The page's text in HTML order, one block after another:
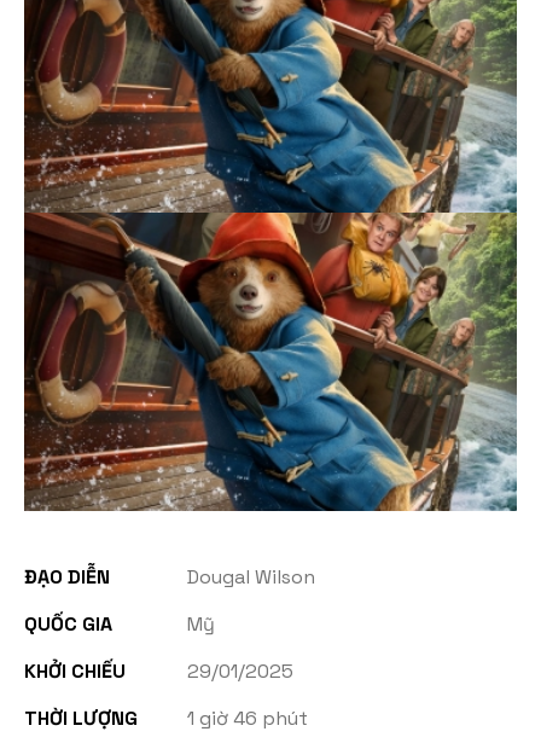
Hoạt hình
Hành động
Tình cảm
Việt Nam
ĐẠO DIỄN
Dougal Wilson
QUỐC GIA
Mỹ
KHỞI CHIẾU
29/01/2025
THỜI LƯỢNG
1 giờ 46 phút